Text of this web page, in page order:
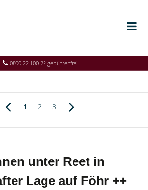
0800 22 100 22 gebührenfrei
1 2 3
unter Reet in
Lage auf Föhr ++